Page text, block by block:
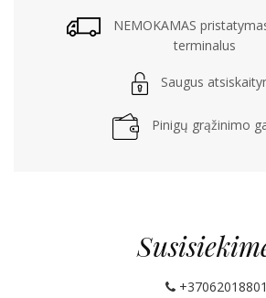
NEMOKAMAS
terminalus
Saugus
Pinigų grąžinimo
+37062018801